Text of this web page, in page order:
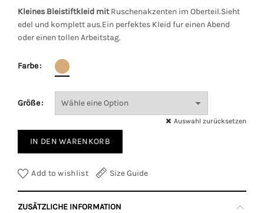
Kleines Bleistiftkleid mitRuschenakzenten im Oberteil.Sieht
edel und komplett aus.Ein perfektes Kleid fur einen Abend
oder einen tollen Arbeitstag.
Farbe
Größe
Auswahl zurücksetzen
IN DEN WARENKORB
Add to wishlist Size Guide
ZUSÄTZLICHE INFORMATION